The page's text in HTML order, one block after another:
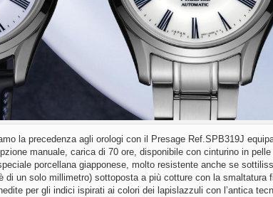
la precedenza agli orologi con il Presage Ref.SPB319J
manuale, carica di 70 ore, disponibile con cinturino in
porcellana giapponese, molto resistente anche se
di un solo millimetro) sottoposta a più cotture con la smaltatura
per gli indici ispirati ai colori dei lapislazzuli con l’antica